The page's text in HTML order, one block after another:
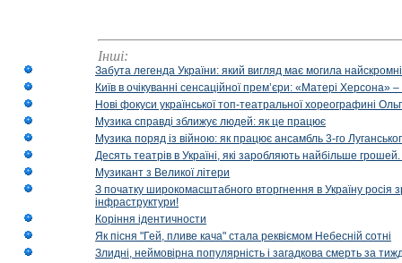
Інші:
Забута легенда України: який вигляд має могила
Київ в очікуванні сенсаційної прем’єри: «Матері
Нові фокуси української топ-театральної хореографині
Музика справді зближує людей: як це працює
Музика поряд із війною: як працює ансамбль 3-го
Десять театрів в Україні, які заробляють найбільше
Музикант з Великої літери
З початку широкомасштабного вторгнення в Україну росія
інфраструктури!
Коріння ідентичности
Як пісня "Гей, пливе кача" стала реквіємом Небесній сотні
Злидні, неймовірна популярність і загадкова смерть за